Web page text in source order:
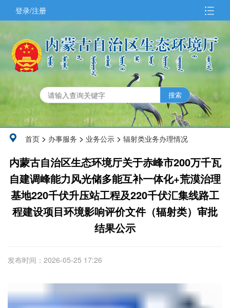
登录/注册
首页 > 办事服务 > 业务公示 > 辐射类业务办理情况
内蒙古自治区生态环境厅关于赤峰市200万千瓦
自建调峰能力风光储多能互补一体化+荒漠治理
基地220千伏升压站工程及220千伏汇集线路工
程建设项目环境影响评价文件（辐射类）审批
结果公示
发布时间：2026-05-25 17:26